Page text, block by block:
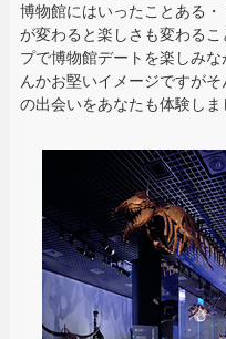
博物館にはいったことある
が変わると楽しさも変わる
プで博物館デートを楽しみ
んかお堅いイメージですが
の出会いをあなたも体験しま